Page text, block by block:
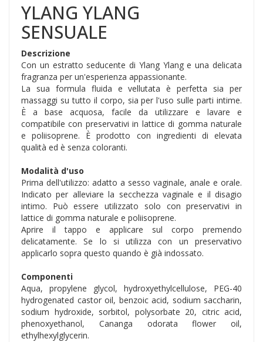
YLANG YLANG
SENSUALE
Descrizione
Con un estratto seducente di Ylang Ylang e una delicata
fragranza per un'esperienza appassionante.
La sua formula fluida e vellutata è perfetta sia per
massaggi su tutto il corpo, sia per l'uso sulle parti intime.
È a base acquosa, facile da utilizzare e lavare e
compatibile con preservativi in lattice di gomma naturale
e poliisoprene. È prodotto con ingredienti di elevata
qualità ed è senza coloranti.
Modalità d'uso
Prima dell'utilizzo: adatto a sesso vaginale, anale e orale.
Indicato per alleviare la secchezza vaginale e il disagio
intimo. Può essere utilizzato solo con preservativi in
lattice di gomma naturale e poliisoprene.
Aprire il tappo e applicare sul corpo premendo
delicatamente. Se lo si utilizza con un preservativo
applicarlo sopra questo quando è già indossato.
Componenti
Aqua, propylene glycol, hydroxyethylcellulose, PEG-40
hydrogenated castor oil, benzoic acid, sodium saccharin,
sodium hydroxide, sorbitol, polysorbate 20, citric acid,
phenoxyethanol, Cananga odorata flower oil,
ethylhexylglycerin.